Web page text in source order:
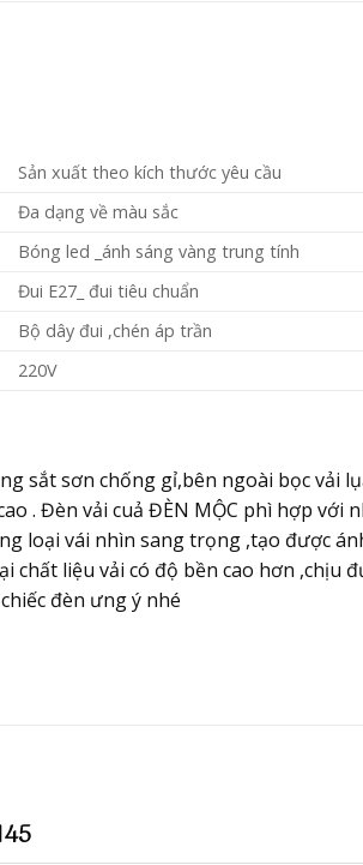
Sản xuất theo kích thước yêu cầu
Đa dạng về màu sắc
Bóng led _ánh sáng vàng trung tính
Đui E27_ đui tiêu chuẩn
Bộ dây đui ,chén áp trần
220V
sắt sơn chống gỉ,bên ngoài bọc vải
. Đèn vải cuả ĐÈN MỘC phì hợp
loại vái nhìn sang trọng ,tạo được
liệu vải có độ bền cao hơn ,chịu
đèn ưng ý nhé